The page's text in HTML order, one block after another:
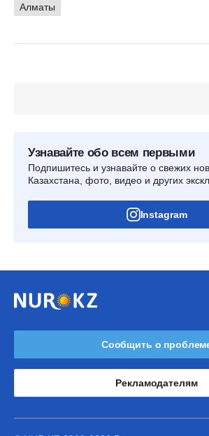
Алматы
Узнавайте обо всем первыми
Подпишитесь и узнавайте о свежих
Казахстана, фото, видео и других
Instagram
Сообщить о
Рекламодателям